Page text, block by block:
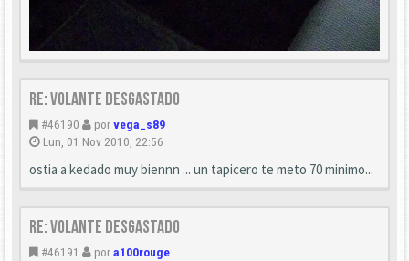
Re: Volante desgastado
#46190 porvega_s89
Lun, 01 Nov 2010, 22:56
ostia a kedado muy biennn ... un tapicero te meto 70 minimo...
Re: Volante desgastado
#46191 pora100rouge